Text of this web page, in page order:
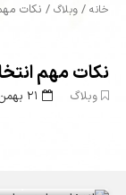
خانه /وبلاگ / نکات مهم
نکات مهم
وبلاگ